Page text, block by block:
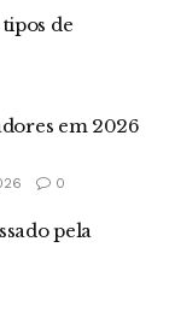
de
em 2026
0
pela